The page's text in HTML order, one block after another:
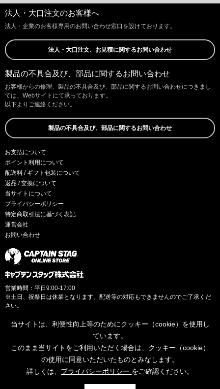
法人・大口注文のお客様へ
法人・企業のお客様専用のお問い合わせ窓口を設けております。
法人・大口注文、お見積に関するお問い合わせ
製品の不具合及び、部品に関するお問い合わせ
お客様からの修理、製品の不具合及び、部品に関するお問い合わせにつきまし
ては、Webサイトにて承っております。
以下よりご連絡ください。
製品の不具合及び、部品に関するお問い合わせ
お支払について
ポイント利用について
配送料 / ギフト包装について
返品 / 交換について
当サイトについて
プライバシーポリシー
特定商取引法に基づく表記
運営会社
お問い合わせ
営業時間：平日9:00-17:00
※土日、祝祭日は休業となります。配送等の対応もできませんのでご了承くだ
さい。
© CAPTAINSTAG Co.Ltd.
当サイトは、利便性向上等のためにクッキー（cookie）を使用し
ています。
このまま当サイトをご利用いただく場合は、クッキー（cookie）
の使用に同意いただいたものとみなします。
詳しくは、 プライバシーポリシー をご確認ください。